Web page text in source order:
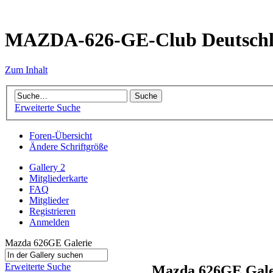
MAZDA-626-GE-Club
Zum Inhalt
Erweiterte Suche
Foren-Übersicht
Ändere Schriftgröße
Gallery 2
Mitgliederkarte
FAQ
Mitglieder
Registrieren
Anmelden
Mazda 626GE Galerie
Erweiterte Suche